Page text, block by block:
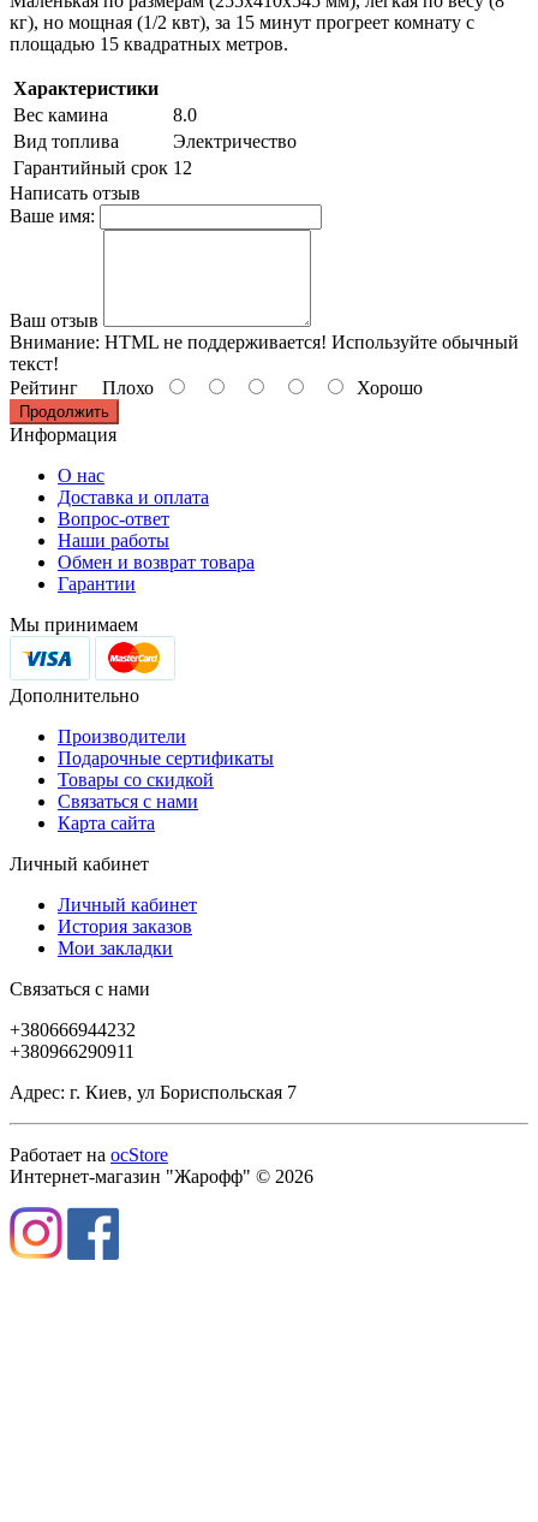
кг), но мощная (1/2 квт), за 15 минут прогреет комнату с
площадью 15 квадратных метров.
Характеристики
Вес камина
8.0
Вид топлива
Электричество
Гарантийный срок 12
Написать отзыв
Ваше имя:
Ваш отзыв
Внимание: HTML не поддерживается! Используйте обычный
текст!
Рейтинг Плохо Хорошо
Продолжить
Информация
О нас
Доставка и оплата
Вопрос-ответ
Наши работы
Обмен и возврат товара
Гарантии
Мы принимаем
Дополнительно
Производители
Подарочные сертификаты
Товары со скидкой
Связаться с нами
Карта сайта
Личный кабинет
Личный кабинет
История заказов
Мои закладки
Связаться с нами
+380666944232
+380966290911
Адрес: г. Киев, ул Бориспольская 7
Работает на ocStore
Интернет-магазин "Жарофф" © 2026